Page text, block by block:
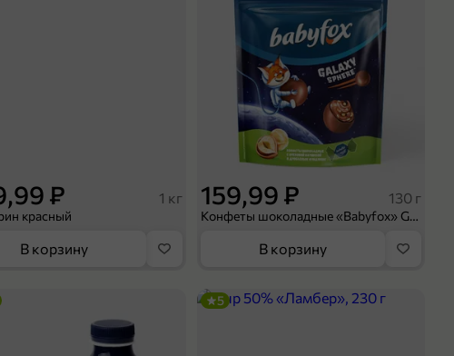
₽ 1 кг
красный
В корзину
159,99 ₽ 130 г
Конфеты шоколадные «Babyfox» Galaxy sphere с фундуком, 130 г
В корзину
5